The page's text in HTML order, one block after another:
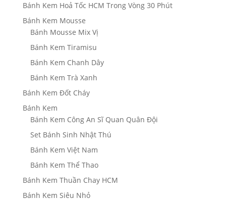
Bánh Kem Hoả Tốc HCM Trong Vòng 30 Phút
Bánh Kem Mousse
Bánh Mousse Mix Vị
Bánh Kem Tiramisu
Bánh Kem Chanh Dây
Bánh Kem Trà Xanh
Bánh Kem Đốt Cháy
Bánh Kem
Bánh Kem Công An Sĩ Quan Quân Đội
Set Bánh Sinh Nhật Thú
Bánh Kem Việt Nam
Bánh Kem Thể Thao
Bánh Kem Thuần Chay HCM
Bánh Kem Siêu Nhỏ